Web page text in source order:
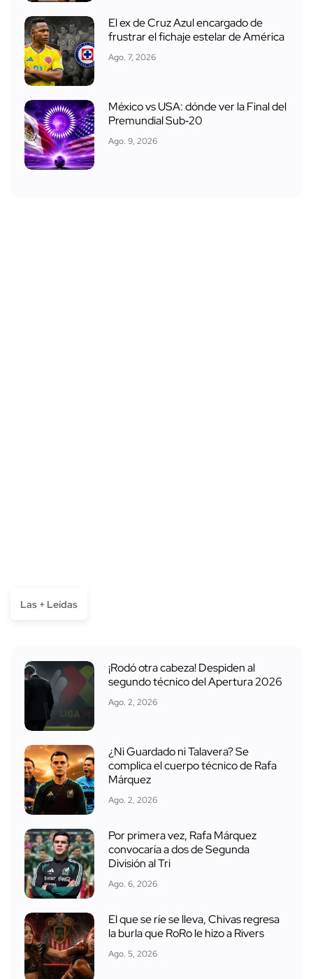
El ex de Cruz Azul encargado de
frustrar el fichaje estelar de América
Ago. 7, 2026
México vs USA: dónde ver la Final del
Premundial Sub‑20
Ago. 9, 2026
Las + Leídas
¡Rodó otra cabeza! Despiden al
segundo técnico del Apertura 2026
Ago. 2, 2026
¿Ni Guardado ni Talavera? Se
complica el cuerpo técnico de Rafa
Márquez
Ago. 2, 2026
Por primera vez, Rafa Márquez
convocaría a dos de Segunda
División al Tri
Ago. 6, 2026
El que se ríe se lleva, Chivas regresa
la burla que RoRo le hizo a Rivers
Ago. 5, 2026